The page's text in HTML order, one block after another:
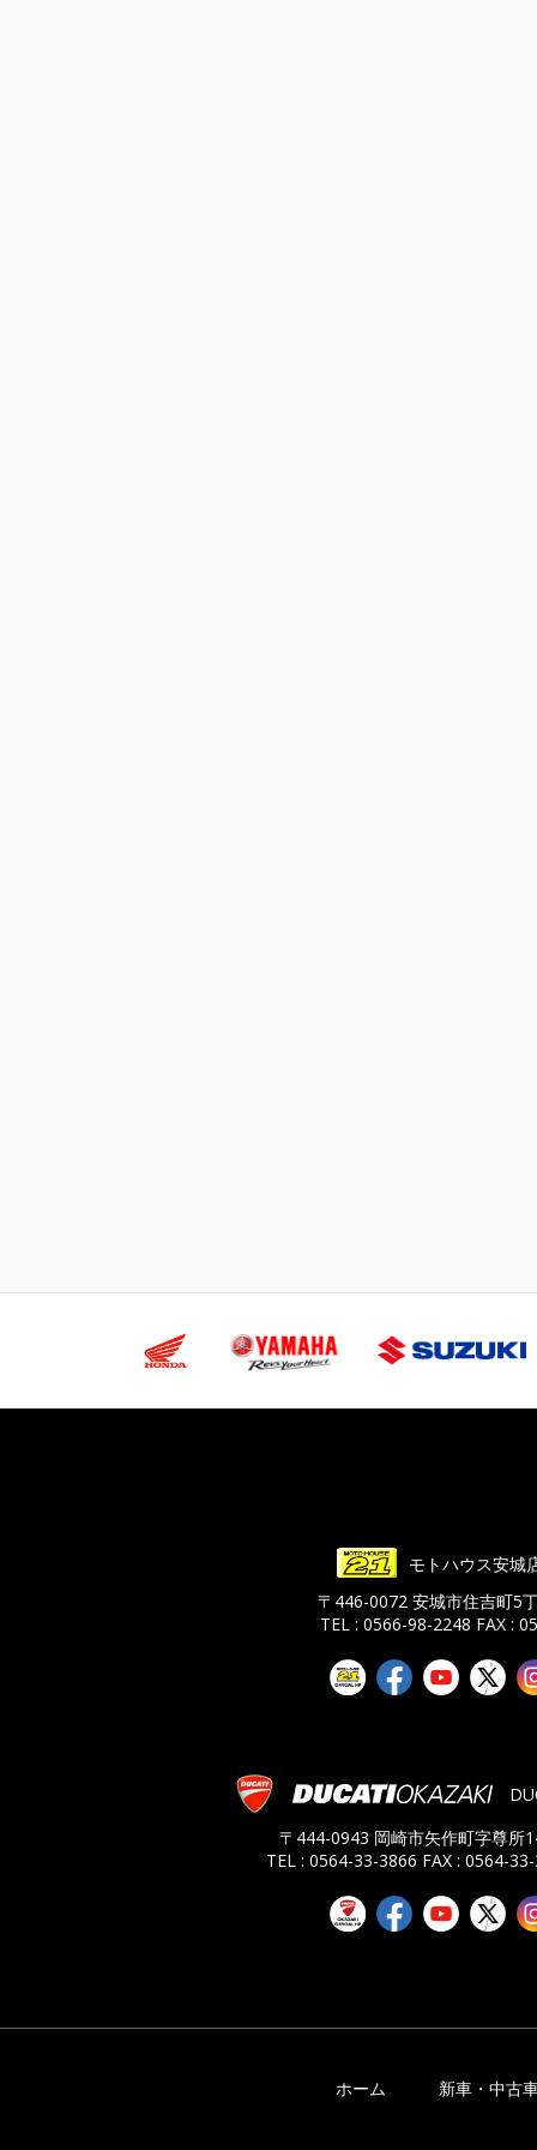
モトハウス安城
〒446-0072 安城市住吉町5
TEL : 0566-98-2248 FAX :
〒444-0943 岡崎市矢作町字尊所
TEL : 0564-33-3866 FAX : 0564-
ホーム 新車・中古